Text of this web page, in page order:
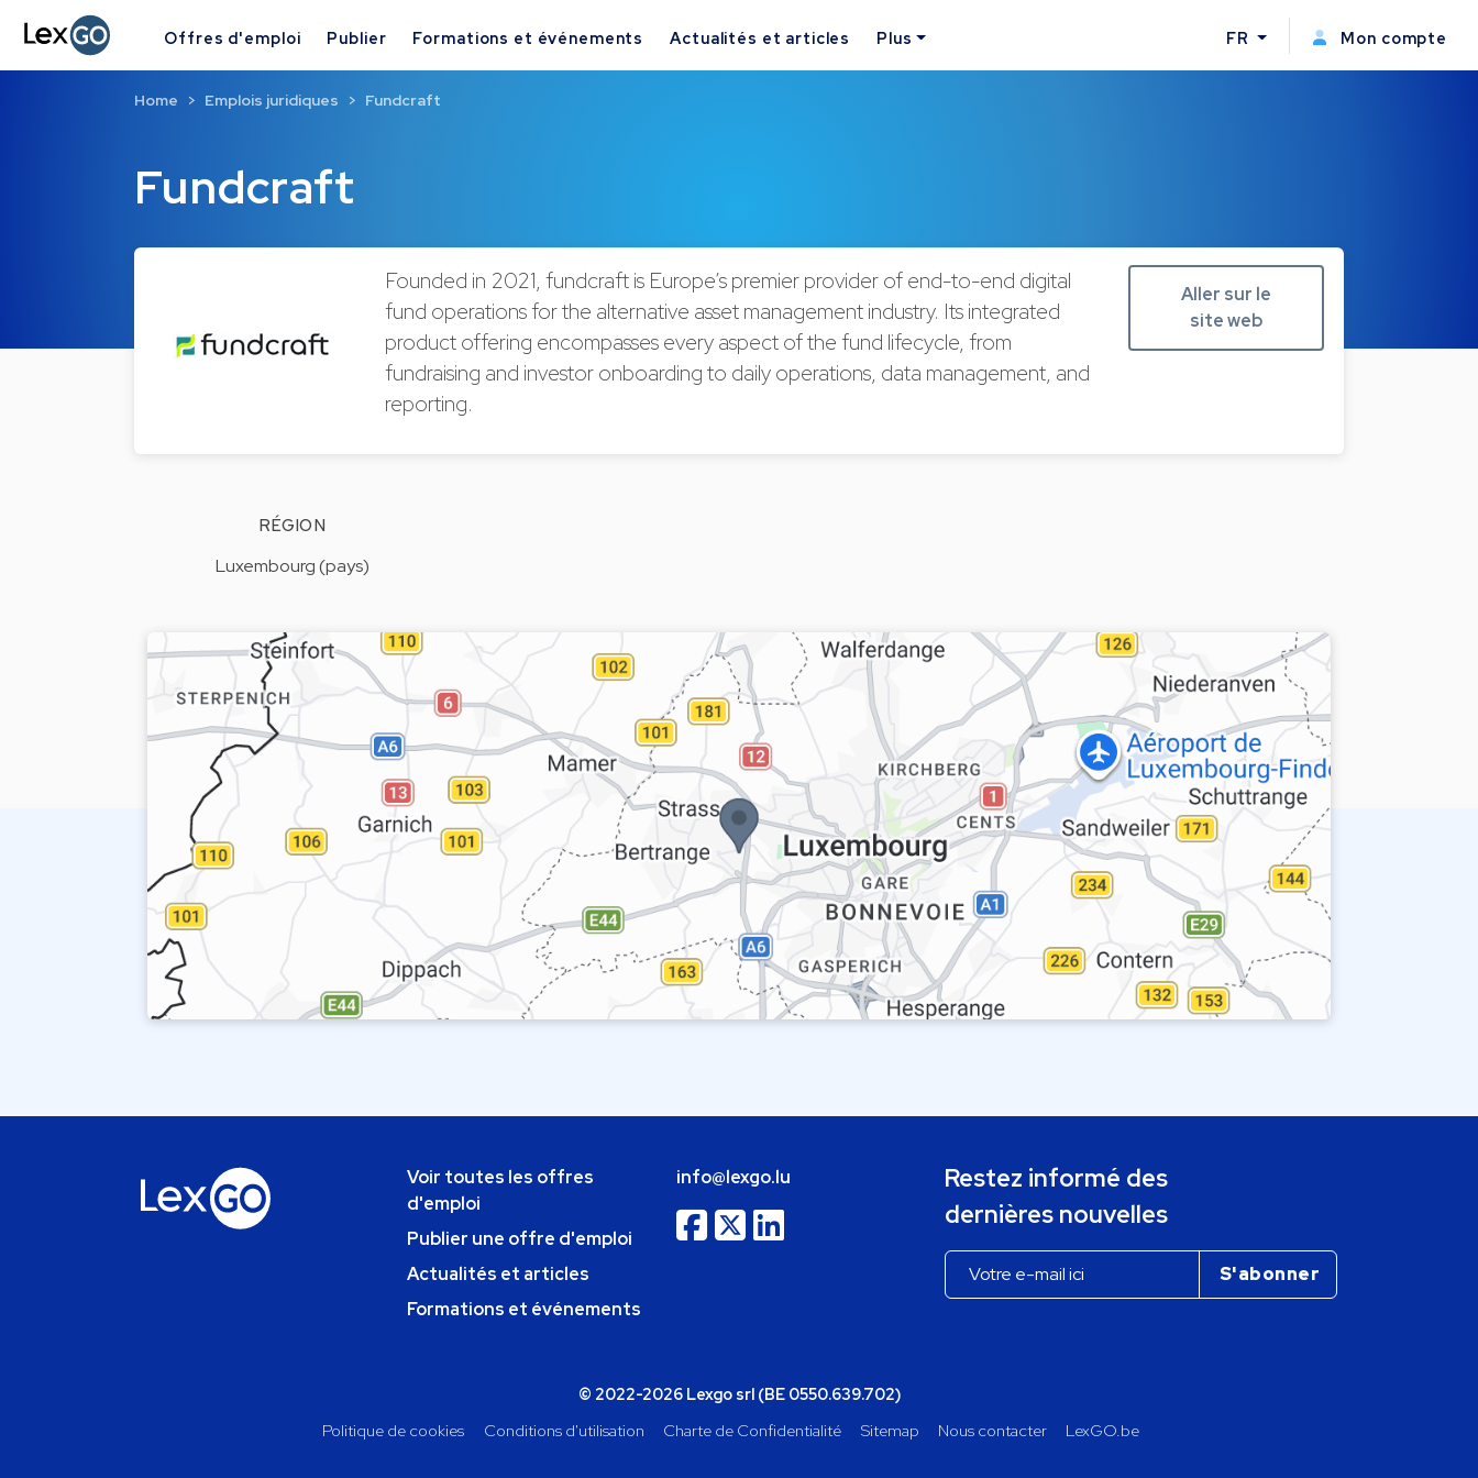
Offres d'emploi Publier Formations et événements Actualités et articles Plus FR Mon compte
Fundcraft
Home Emplois juridiques Fundcraft
Founded in 2021, fundcraft is Europe’s premier provider of end-to-end digital
fund operations for the alternative asset management industry. Its integrated
product offering encompasses every aspect of the fund lifecycle, from
fundraising and investor onboarding to daily operations, data management, and
reporting.
Aller sur le
site web
RÉGION
Luxembourg (pays)
Voir toutes les offres
d'emploi
Publier une offre d'emploi
Actualités et articles
Formations et événements
info@lexgo.lu
Restez informé des
dernières nouvelles
© 2022-2026 Lexgo srl (BE 0550.639.702)
Politique de cookies
Conditions d'utilisation Charte de Confidentialité Sitemap Nous contacter LexGO.be